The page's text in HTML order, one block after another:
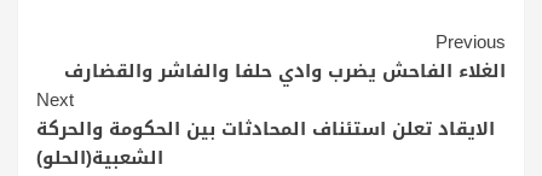
Continue
Reading
Previous
الغلاء الفاحش يضرب وادي حلفا والفاشر والقضارف
Next
الايقاد تعلن استئناف المحادثات بين الحكومة والحركة
الشعبية(الحلو)